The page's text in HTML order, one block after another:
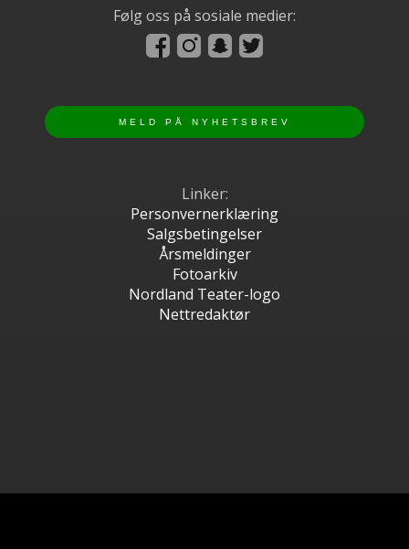
Følg oss på sosiale medier:
Linker:
Personvernerklæring
Salgsbetingelser
Årsmeldinger
Fotoarkiv
Nordland Teater-logo
Nettredaktør